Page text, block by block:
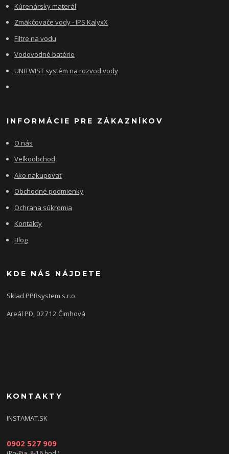
Kúrenársky materál
Zmäkčovače vody - IPS KalyxX
Filtre na vodu
Vodovodné batérie
UNITWIST systém na rozvod vody
INFORMÁCIE PRE ZÁKAZNÍKOV
O nás
Veľkoobchod
Ako nakupovať
Obchodné podmienky
Ochrana súkromia
Kontakty
Blog
KDE NÁS NÁJDETE
Sklad PPRsystem s.r.o.
Areál PD, 02712 Čimhová
KONTAKTY
INSTAMAT.SK
0902 527 909